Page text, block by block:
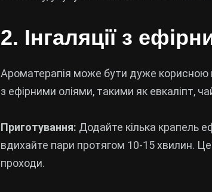
2. Інгаляції з
Ароматерапія може бути дуже корисною
з ефірними оліями, такими як евкаліпт,
Приготування: Додайте кілька крапель
вдихайте пари протягом 10-15 хвилин.
проходи.